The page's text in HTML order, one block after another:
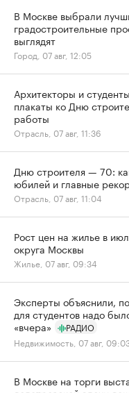
В Москве выбрали
градостроительные
выглядят
Город, 07 авг, 12:05
Архитекторы и
плакаты ко Дню
работы
Отрасль, 07 авг, 11:36
Дню строителя — 70:
юбилей и главные
Отрасль, 07 авг, 11:04
Рост цен на жилье в
округа Москвы
Жилье, 07 авг, 09:34
Эксперты объяснили,
для студентов надо
«вчера»
РАДИО
Недвижимость, 07 авг,
В Москве на торги